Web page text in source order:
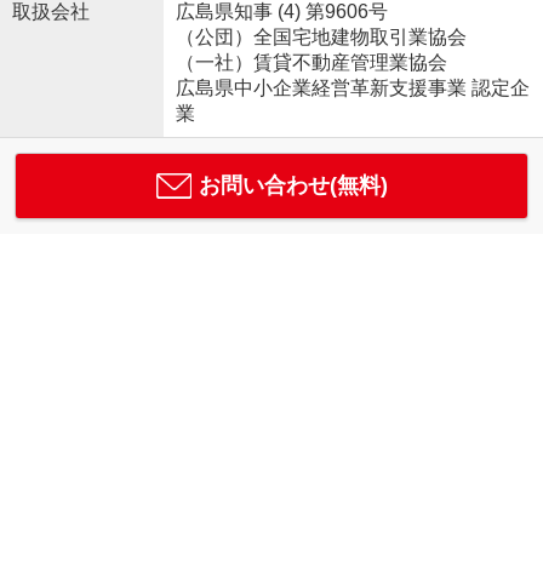
取扱会社
広島県知事 (4) 第9606号
（公団）全国宅地建物取引業協会
（一社）賃貸不動産管理業協会
広島県中小企業経営革新支援事業 認定企
業
お問い合わせ(無料)